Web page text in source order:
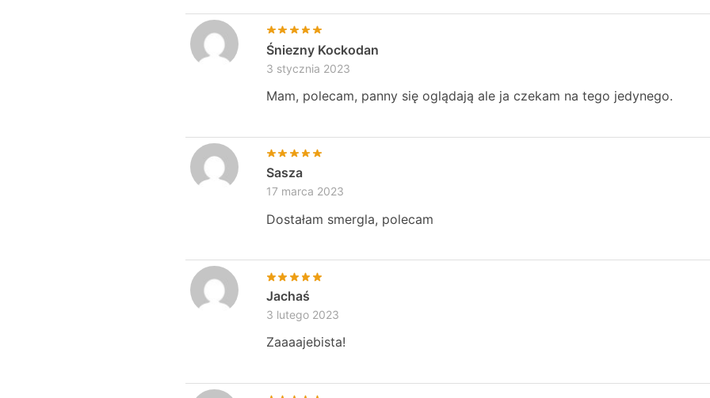
Śniezny Kockodan
3 stycznia 2023
Mam, polecam, panny się oglądają ale ja czekam na tego jedynego.
Sasza
17 marca 2023
Dostałam smergla, polecam
Jachaś
3 lutego 2023
Zaaaajebista!